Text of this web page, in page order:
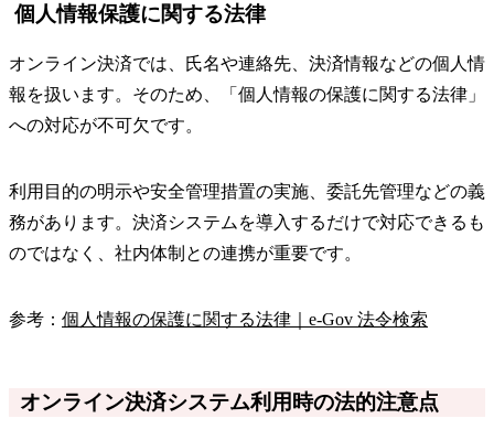
個人情報保護に関する法律
オンライン決済では、氏名や連絡先、決済情報などの個人情
報を扱います。そのため、「個人情報の保護に関する法律」
への対応が不可欠です。
利用目的の明示や安全管理措置の実施、委託先管理などの義
務があります。決済システムを導入するだけで対応できるも
のではなく、社内体制との連携が重要です。
参考： 個人情報の保護に関する法律｜e-Gov 法令検索
オンライン決済システム利用時の法的注意点